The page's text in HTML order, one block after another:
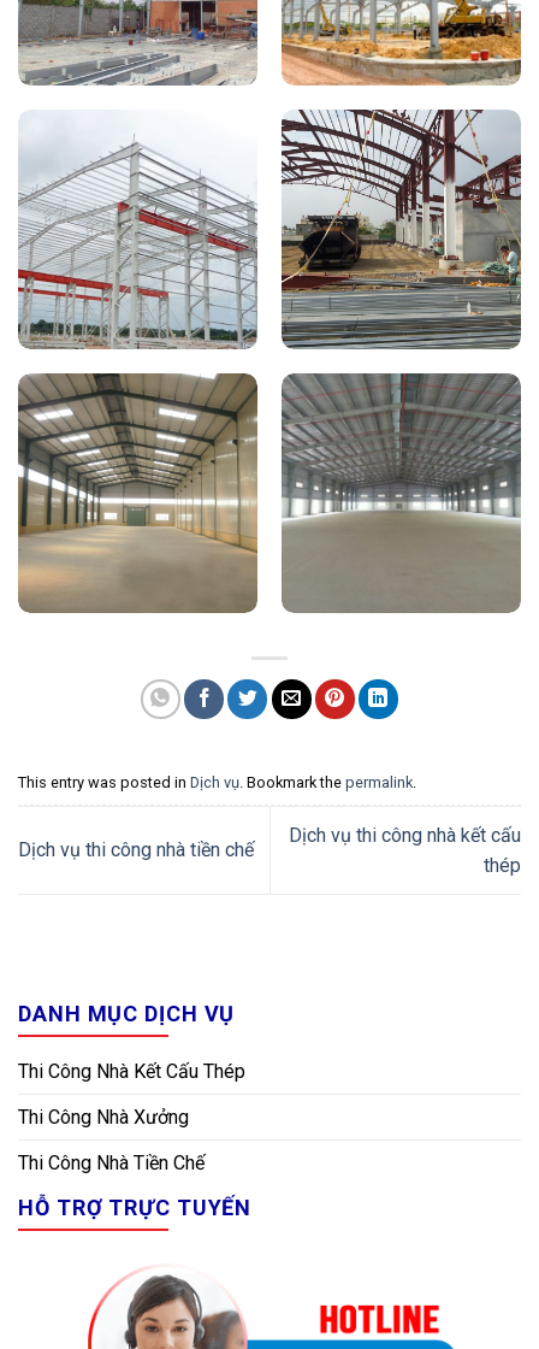
This entry was posted in Dịch vụ. Bookmark the permalink.
Dịch vụ thi công nhà tiền chế
Dịch vụ thi công nhà kết cấu
thép
DANH MỤC DỊCH VỤ
Thi Công Nhà Kết Cấu Thép
Thi Công Nhà Xưởng
Thi Công Nhà Tiền Chế
HỖ TRỢ TRỰC TUYẾN